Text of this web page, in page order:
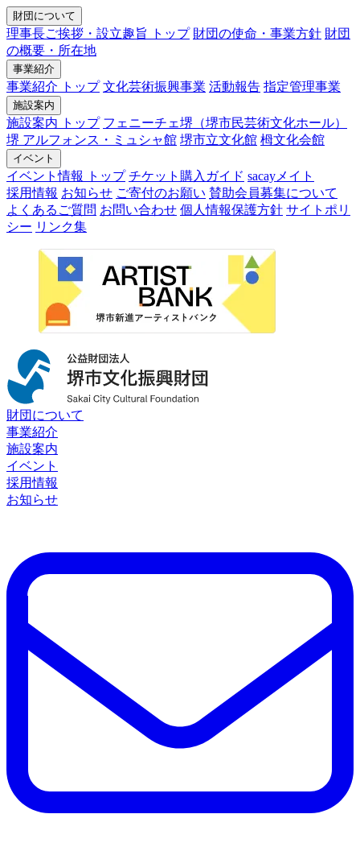
財団について
理事長ご挨拶・設立趣旨 トップ 財団の使命・事業方針 財団
の概要・所在地
事業紹介
事業紹介 トップ 文化芸術振興事業 活動報告 指定管理事業
施設案内
施設案内 トップ フェニーチェ堺（堺市民芸術文化ホール）
堺 アルフォンス・ミュシャ館 堺市立文化館 栂文化会館
イベント
イベント情報 トップ チケット購入ガイド sacayメイト
採用情報 お知らせ ご寄付のお願い 賛助会員募集について
よくあるご質問 お問い合わせ 個人情報保護方針 サイトポリ
シー リンク集
財団について
事業紹介
施設案内
イベント
採用情報
お知らせ